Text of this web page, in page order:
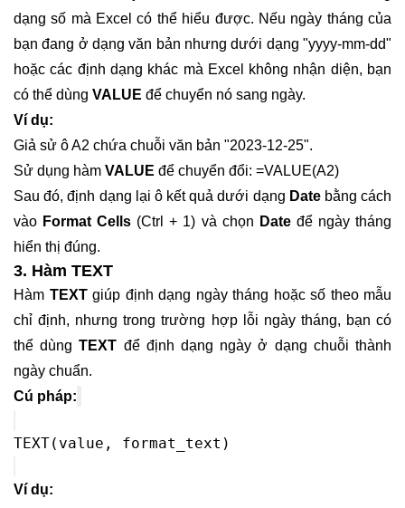
dạng số mà Excel có thể hiểu được. Nếu ngày tháng của
bạn đang ở dạng văn bản nhưng dưới dạng "yyyy-mm-dd"
hoặc các định dạng khác mà Excel không nhận diện, bạn
có thể dùng VALUE để chuyển nó sang ngày.
Ví dụ:
Giả sử ô A2 chứa chuỗi văn bản "2023-12-25".
Sử dụng hàm VALUE để chuyển đổi: =VALUE(A2)
Sau đó, định dạng lại ô kết quả dưới dạng Datebằng cách
vào Format Cells (Ctrl + 1) và chọn Dateđể ngày tháng
hiển thị đúng.
3. Hàm TEXT
Hàm TEXTgiúp định dạng ngày tháng hoặc số theo mẫu
chỉ định, nhưng trong trường hợp lỗi ngày tháng, bạn có
thể dùngTEXT để định dạng ngày ở dạng chuỗi thành
ngày chuẩn.
Cú pháp:
TEXT(value, format_text)
Ví dụ: